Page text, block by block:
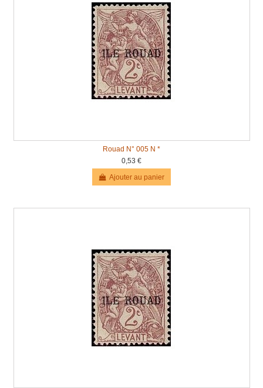
Rouad N° 005 N *
0,53 €
Ajouter au panier